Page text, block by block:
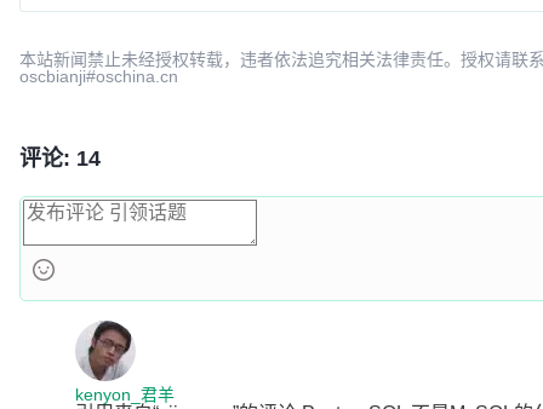
本站新闻禁止未经授权转载，违者依法追究相关法律责任。授权请联
oscbianji#oschina.cn
评论: 14
kenyon_君羊